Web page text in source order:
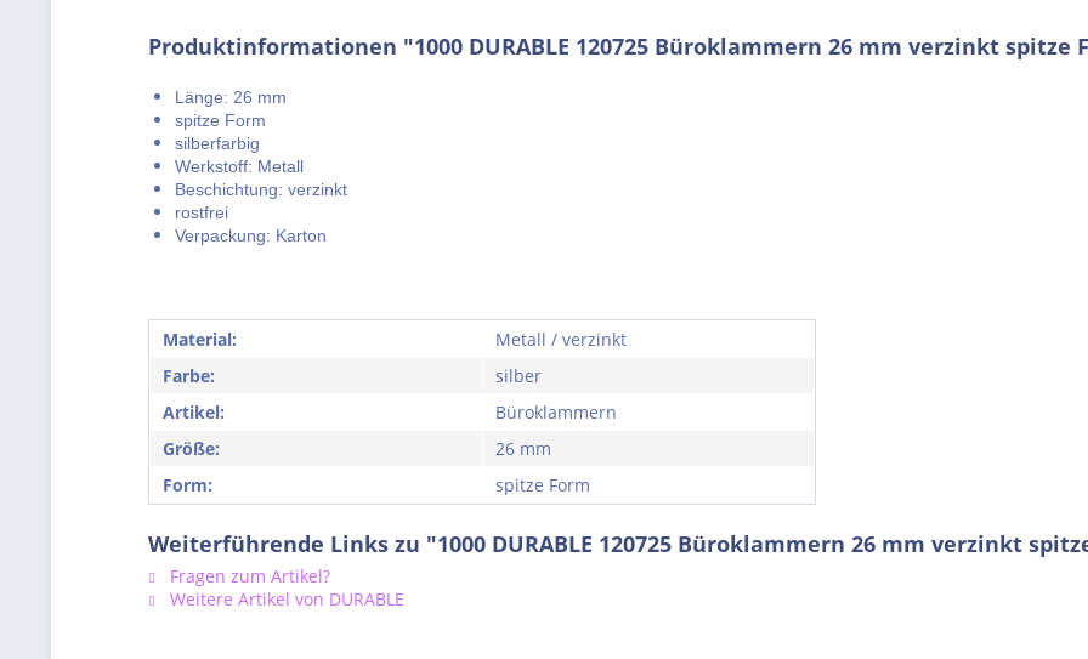
Produktinformationen "1000 DURABLE 120725 Büroklammern 26 mm verzinkt spitze
Länge: 26 mm
spitze Form
silberfarbig
Werkstoff: Metall
Beschichtung: verzinkt
rostfrei
Verpackung: Karton
Material:
Metall / verzinkt
Farbe:
silber
Artikel:
Büroklammern
Größe:
26 mm
Form:
spitze Form
Weiterführende Links zu "1000 DURABLE 120725 Büroklammern 26 mm verzinkt
Fragen zum Artikel?
Weitere Artikel von DURABLE